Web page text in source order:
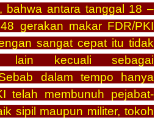
bahwa antara tanggal 18 –
gerakan makar FDR/PKI
sangat cepat itu tidak
lain kecuali sebagai
dalam tempo hanya
telah membunuh pejabat-
sipil maupun militer, tokoh